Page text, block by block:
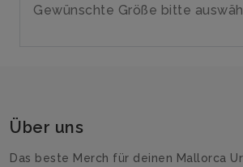
Gewünschte Größe bitte
Über uns
Das beste Merch für deinen Mallorca